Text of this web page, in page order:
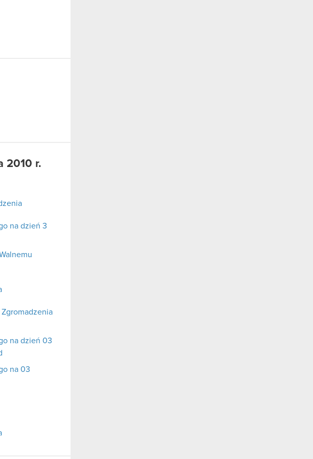
2010 r.
na dzień 3
na dzień 03
na 03